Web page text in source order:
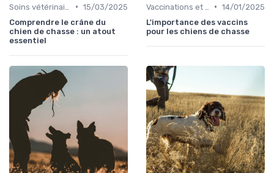
• 15/03/2025
Comprendre le crâne du
chien de chasse : un atout
essentiel
• 14/01/2025
L'importance des vaccins
pour les chiens de chasse